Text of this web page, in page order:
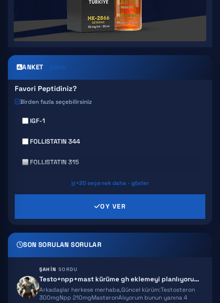
ANKET ÇOKLU
Favori Peptidiniz?
Birden fazla seçebilirsiniz
IGF-1
FOLLISTATIN 344
FOLLISTATIN 315
HEXARELIN
SERMORELIN
MOCT-C
+20 seçenek daha · göster
OY VER
SON SORULAN SORULAR
ŞAHIN SORDU
Testo+npp+mast kürüme gh eklemeyi planlıyorum ekstra önerileriniz olur…
Arkadaşlar herkese merhaba,Güncel kürüm:Testosteron
300mgNpp 210mgMasteronAlıyorum bunun yanına 4